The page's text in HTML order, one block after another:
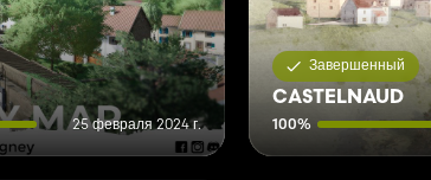
25 февраля 2024 г.
Завершенный
CASTELNAUD
100%